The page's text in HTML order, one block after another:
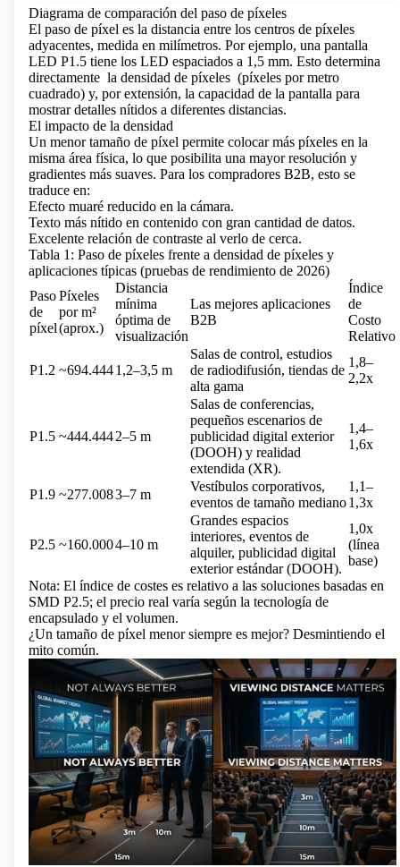
Diagrama de comparación del paso de píxeles
El paso de píxel es la distancia entre los centros de píxeles
adyacentes, medida en milímetros. Por ejemplo, una pantalla
LED P1.5 tiene los LED espaciados a 1,5 mm. Esto determina
directamente la densidad de píxeles (píxeles por metro
cuadrado) y, por extensión, la capacidad de la pantalla para
mostrar detalles nítidos a diferentes distancias.
El impacto de la densidad
Un menor tamaño de píxel permite colocar más píxeles en la
misma área física, lo que posibilita una mayor resolución y
gradientes más suaves. Para los compradores B2B, esto se
traduce en:
Efecto muaré reducido en la cámara.
Texto más nítido en contenido con gran cantidad de datos.
Excelente relación de contraste al verlo de cerca.
Tabla 1: Paso de píxeles frente a densidad de píxeles y
aplicaciones típicas (pruebas de rendimiento de 2026)
Paso
de
píxel
Píxeles
por m²
(aprox.)
Distancia
mínima
óptima de
visualización
Las mejores aplicaciones
B2B
Índice
de
Costo
Relativo
P1.2 ~694.4441,2–3,5 m
Salas de control, estudios
de radiodifusión, tiendas de
alta gama
1,8–
2,2x
P1.5 ~444.4442–5 m
Salas de conferencias,
pequeños escenarios de
publicidad digital exterior
(DOOH) y realidad
extendida (XR).
1,4–
1,6x
P1.9 ~277.0083–7 m
Vestíbulos corporativos,
eventos de tamaño mediano
1,1–
1,3x
P2.5 ~160.0004–10 m
Grandes espacios
interiores, eventos de
alquiler, publicidad digital
exterior estándar (DOOH).
1,0x
(línea
base)
Nota: El índice de costes es relativo a las soluciones basadas en
SMD P2.5; el precio real varía según la tecnología de
encapsulado y el volumen.
¿Un tamaño de píxel menor siempre es mejor? Desmintiendo el
mito común.